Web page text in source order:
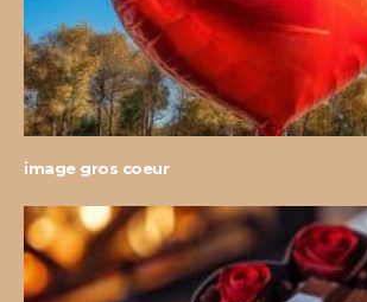
image gros coeur